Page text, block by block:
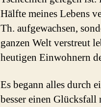
Hälfte meines Lebens
Th. aufgewachsen,
ganzen Welt verstreut
heutigen Einwohnern
Es begann alles durch
besser einen Glücksfall